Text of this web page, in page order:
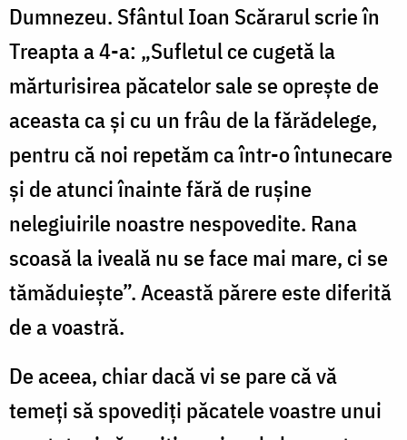
Dumnezeu. Sfântul Ioan Scărarul scrie în
Treapta a 4-a: „Sufletul ce cugetă la
mărturisirea păcatelor sale se oprește de
aceasta ca și cu un frâu de la fărădelege,
pentru că noi repetăm ca într-o întunecare
și de atunci înainte fără de rușine
nelegiuirile noastre nespovedite. Rana
scoasă la iveală nu se face mai mare, ci se
tămăduiește”. Această părere este diferită
de a voastră.
De aceea, chiar dacă vi se pare că vă
temeți să spovediți păcatele voastre unui